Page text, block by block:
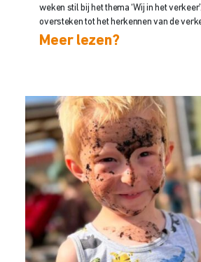
weken stil bij het thema ‘Wij in het
oversteken tot het herkennen van de
Meer lezen?